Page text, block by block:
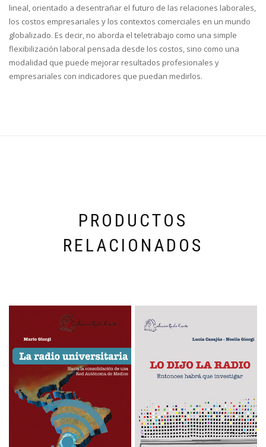
lineal, orientado a desentrañar el futuro de las relaciones laborales,
los costos empresariales y los contextos comerciales en un mundo
globalizado. Es decir, no aborda el teletrabajo como una simple
flexibilización laboral pensada desde los costos, sino como una
modalidad que puede mejorar resultados profesionales y
empresariales con indicadores que puedan medirlos.
PRODUCTOS
RELACIONADOS